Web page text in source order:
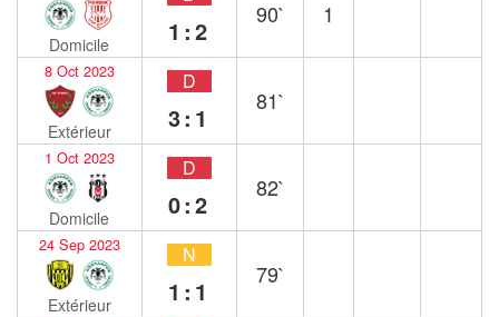
Domicile 1:2
90` 1
8 Oct 2023
Extérieur
D
3:1
81`
1 Oct 2023
Domicile
D
0:2
82`
24 Sep 2023
Extérieur
N
1:1
79`